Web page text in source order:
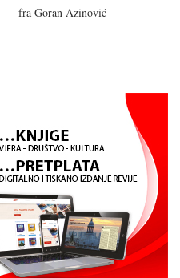
fra Goran Azinović